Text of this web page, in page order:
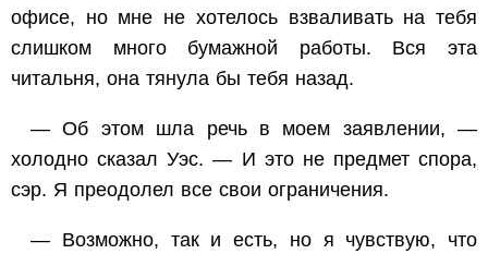
офисе, но мне не хотелось взваливать на тебя
слишком много бумажной работы. Вся эта
читальня, она тянула бы тебя назад.
— Об этом шла речь в моем заявлении, —
холодно сказал Уэс. — И это не предмет спора,
сэр. Я преодолел все свои ограничения.
— Возможно, так и есть, но я чувствую, что